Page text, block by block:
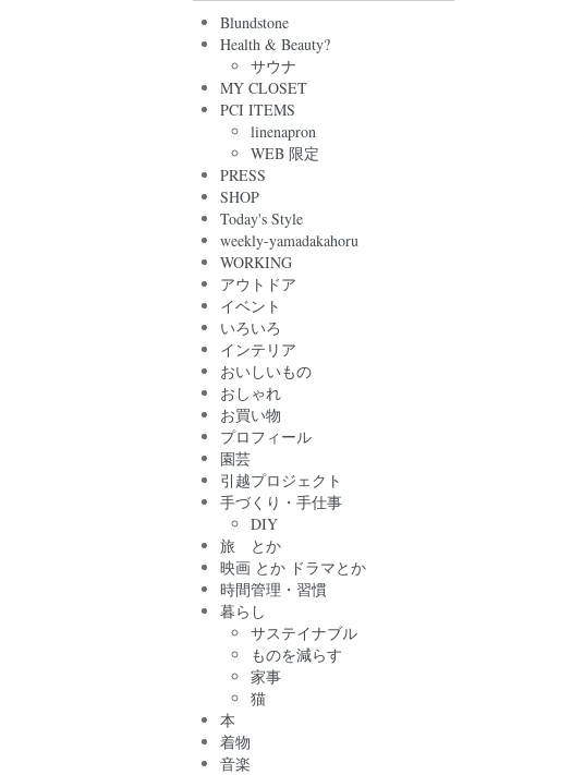
Blundstone
Health & Beauty?
サウナ
MY CLOSET
PCI ITEMS
linenapron
WEB 限定
PRESS
SHOP
Today's Style
weekly-yamadakahoru
WORKING
アウトドア
イベント
いろいろ
インテリア
おいしいもの
おしゃれ
お買い物
プロフィール
園芸
引越プロジェクト
手づくり・手仕事
DIY
旅 とか
映画 とか ドラマとか
時間管理・習慣
暮らし
サステイナブル
ものを減らす
家事
猫
本
着物
音楽